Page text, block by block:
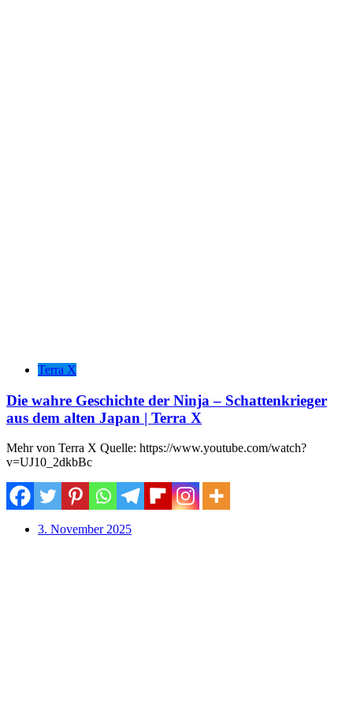
Terra X
Die wahre Geschichte der Ninja – Schattenkrieger
aus dem alten Japan | Terra X
Mehr von Terra X Quelle: https://www.youtube.com/watch?
v=UJ10_2dkbBc
3. November 2025